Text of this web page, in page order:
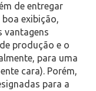
de entregar
exibição,
vantagens
produção e o
para uma
cara). Porém,
para a